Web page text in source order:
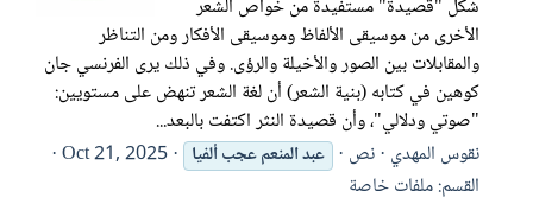
شكل "قصيدة" مستفيدة من خواص الشعر
الأخرى من موسيقى الألفاظ وموسيقى الأفكار ومن التناظر
والمقابلات بين الصور والأخيلة والرؤى. وفي ذلك يرى الفرنسي جان
كوهين في كتابه (بنية الشعر) أن لغة الشعر تنهض على مستويين:
"صوتي ودلالي"، وأن قصيدة النثر اكتفت بالبعد...
نقوس المهدي نص عبدالمنعمعجبألفيا
Oct 21, 2025
القسم:ملفات خاصة